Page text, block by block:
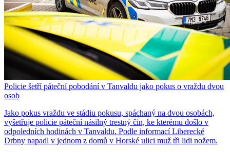
Policie šetří páteční pobodání v Tanvaldu jako pokus o vraždu dvou
osob
Jako pokus vraždu ve stádiu pokusu, spáchaný na dvou osobách,
vyšetřuje policie páteční násilný trestný čin, ke kterému došlo v
odpoledních hodinách v Tanvaldu. Podle informací Liberecké
Drbny napadl v jednom z domů v Horské ulici muž tři lidi nožem.